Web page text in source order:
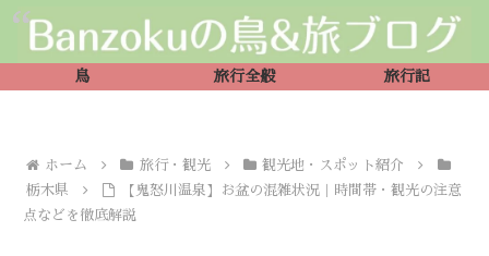
鳥 旅行全般 旅行記
ホーム 旅行・観光
観光地・スポット紹介
栃木県
【鬼怒川温泉】お盆の混雑状況｜時間帯・観光の注意
点などを徹底解説